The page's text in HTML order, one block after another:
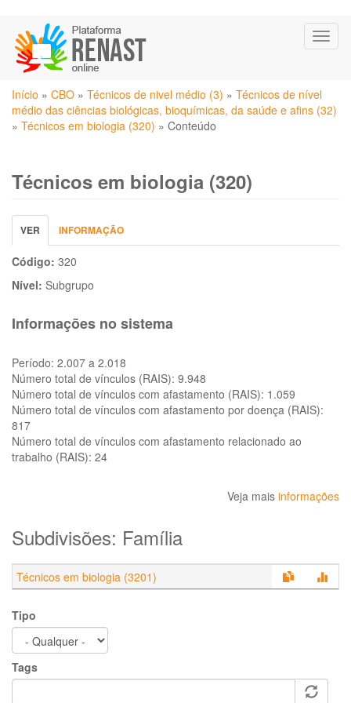
para
conteúdo
principal
Você
está
aqui
Início » CBO » Técnicos de nivel médio (3) » Técnicos de nível
médio das ciências biológicas, bioquímicas, da saúde e afins (32)
» Técnicos em biologia (320) » Conteúdo
Técnicos em biologia (320)
Abas
primárias
VER (ABA
ATIVA)
INFORMAÇÃO
Código: 320
Nível: Subgrupo
Informações no sistema
Período: 2.007 a 2.018
Número total de vínculos (RAIS): 9.948
Número total de vínculos com afastamento (RAIS): 1.059
Número total de vínculos com afastamento por doença (RAIS):
817
Número total de vínculos com afastamento relacionado ao
trabalho (RAIS): 24
Veja mais informações
Subdivisões: Família
Técnicos em biologia (3201)
Tipo
Tags